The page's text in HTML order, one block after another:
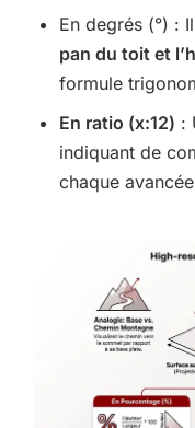
En degrés (°) :
pan du toit et
formule
En ratio (x:12) :
indiquant de
chaque